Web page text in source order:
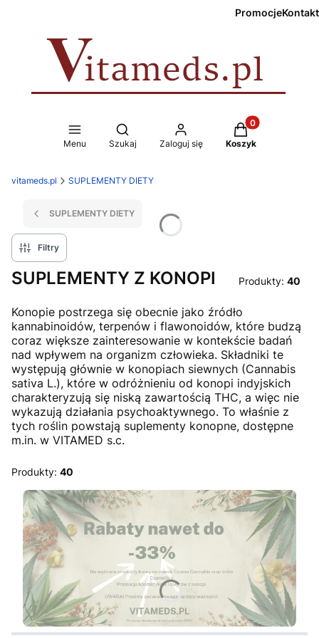
PromocjeKontakt
Menu
Otwórz wyszukiwarkę
Szukaj Zaloguj się
Produkty w
Koszyk
vitameds.pl SUPLEMENTY DIETY
SUPLEMENTY DIETY
Filtry
SUPLEMENTY Z KONOPI Produkty: 40
Konopie postrzega się obecnie jako źródło
kannabinoidów, terpenów i flawonoidów, które budzą
coraz większe zainteresowanie w kontekście badań
nad wpływem na organizm człowieka. Składniki te
występują głównie w konopiach siewnych (Cannabis
sativa L.), które w odróżnieniu od konopi indyjskich
charakteryzują się niską zawartością THC, a więc nie
wykazują działania psychoaktywnego. To właśnie z
tych roślin powstają suplementy konopne, dostępne
m.in. w VITAMED s.c.
Produkty: 40
Naciśnij Enter lub spację, aby otworzyć stronę.
Naciśnij Enter lub spację, aby otworzyć stronę.
Naciśnij Enter lub spację, aby otworzyć stronę.